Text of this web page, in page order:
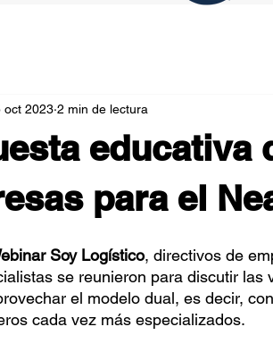
educativa
para el
oct 2023 2 min de lectura
Soy Logístico, directivos de
se reunieron para discutir las
el modelo dual, es decir,
cada vez más especializados.